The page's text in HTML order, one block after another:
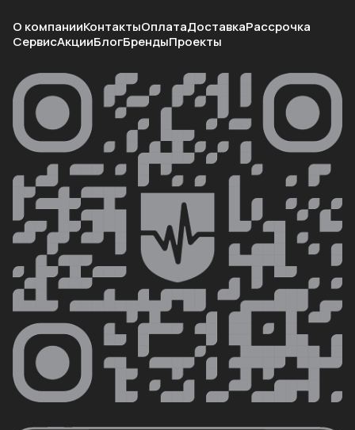
О компанииКонтактыОплатаДоставкаРассрочка
СервисАкцииБлогБрендыПроекты